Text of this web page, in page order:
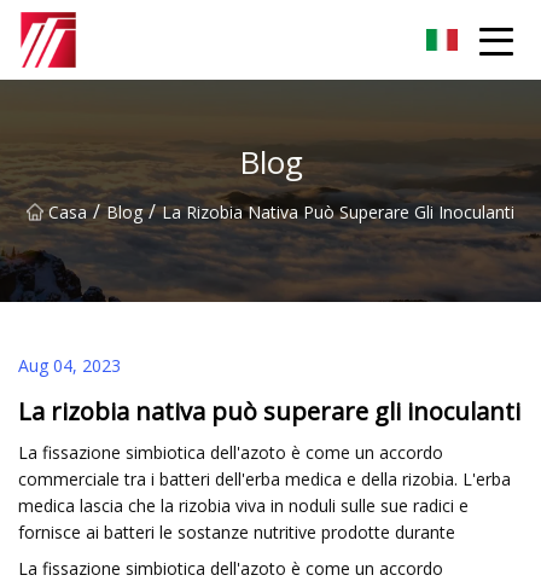
Blog
Casa / Blog / La Rizobia Nativa Può Superare Gli Inoculanti
Aug 04, 2023
La rizobia nativa può superare gli inoculanti
La fissazione simbiotica dell'azoto è come un accordo
commerciale tra i batteri dell'erba medica e della rizobia. L'erba
medica lascia che la rizobia viva in noduli sulle sue radici e
fornisce ai batteri le sostanze nutritive prodotte durante
La fissazione simbiotica dell'azoto è come un accordo